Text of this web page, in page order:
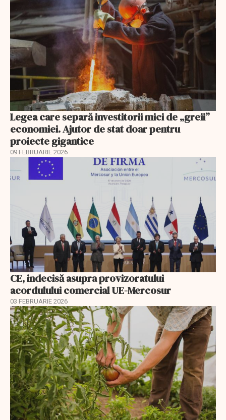
Legea care separă investitorii mici de „greii”
economiei. Ajutor de stat doar pentru
proiecte gigantice
09 FEBRUARIE 2026
CE, indecisă asupra provizoratului
acordulului comercial UE-Mercosur
03 FEBRUARIE 2026